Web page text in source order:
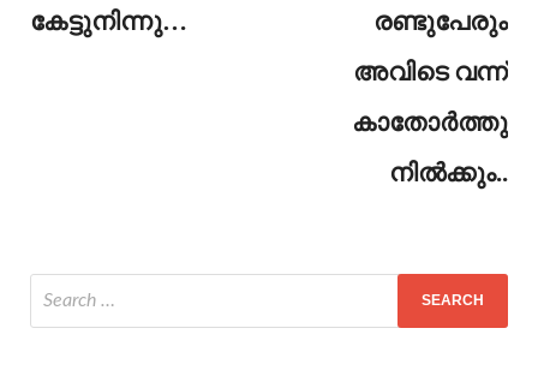
കേട്ടുനിന്നു…
രണ്ടുപേരും
അവിടെ വന്ന്
കാതോർത്തു
നിൽക്കും..